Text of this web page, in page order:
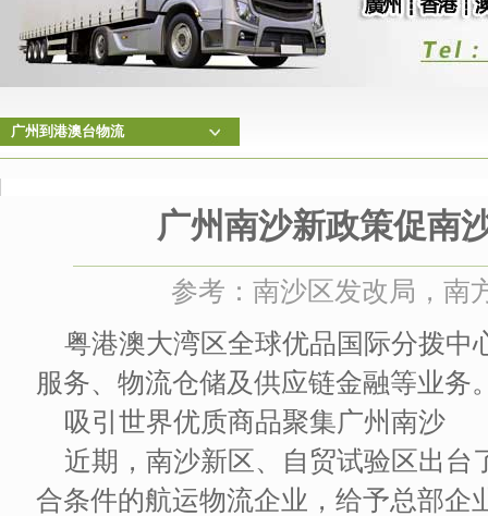
广州到港澳台物流
广州南沙新政策促南
参考：南沙区发改局，南
粤港澳大湾区全球优品国际分拨中
服务、物流仓储及供应链金融等业务
吸引世界优质商品聚集广州南沙
近期，南沙新区、自贸试验区出台
合条件的航运物流企业，给予总部企